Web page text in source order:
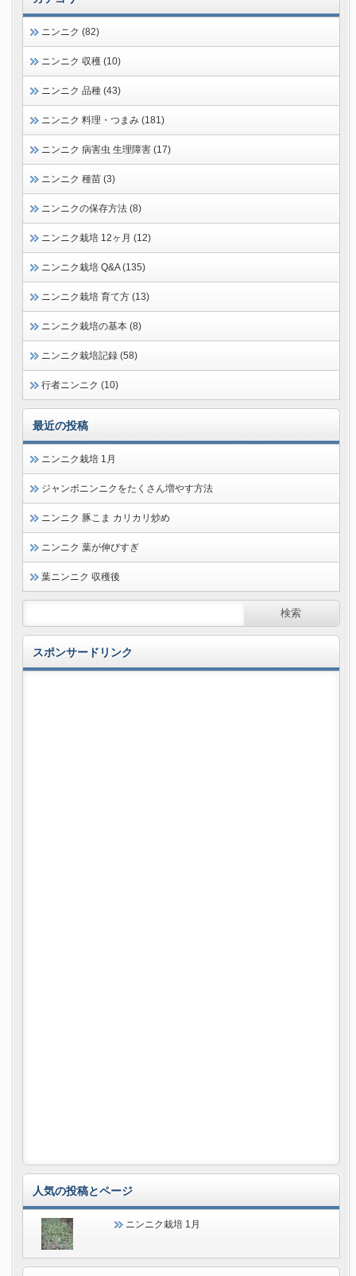
ニンニク (82)
ニンニク 収穫 (10)
ニンニク 品種 (43)
ニンニク 料理・つまみ (181)
ニンニク 病害虫 生理障害 (17)
ニンニク 種苗 (3)
ニンニクの保存方法 (8)
ニンニク栽培 12ヶ月 (12)
ニンニク栽培 Q&A (135)
ニンニク栽培 育て方 (13)
ニンニク栽培の基本 (8)
ニンニク栽培記録 (58)
行者ニンニク (10)
最近の投稿
ニンニク栽培 1月
ジャンボニンニクをたくさん増やす方法
ニンニク 豚こま カリカリ炒め
ニンニク 葉が伸びすぎ
葉ニンニク 収穫後
スポンサードリンク
人気の投稿とページ
ニンニク栽培 1月